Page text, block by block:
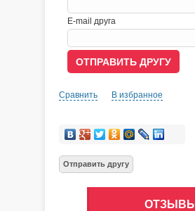
E-mail друга
Сравнить В избранное
ОТЗЫВЫ